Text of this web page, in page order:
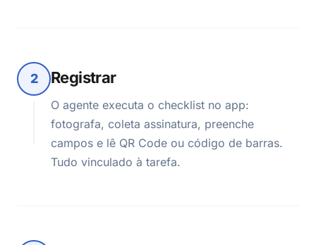
2 Registrar
O agente executa o checklist no app:
fotografa, coleta assinatura, preenche
campos e lê QR Code ou código de barras.
Tudo vinculado à tarefa.